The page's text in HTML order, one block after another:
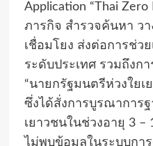
Application “Thai
ภารกิจ สำรวจค้นหา ว
เชื่อมโยง ส่งต่อการช่ว
ระดับประเทศ รวมถึงก
“นายกรัฐมนตรีห่วงใย
ซึ่งได้สั่งการบูรณาการ
เยาวชนในช่วงอายุ 3 –
ไม่พบข้อมูลในระบบกา